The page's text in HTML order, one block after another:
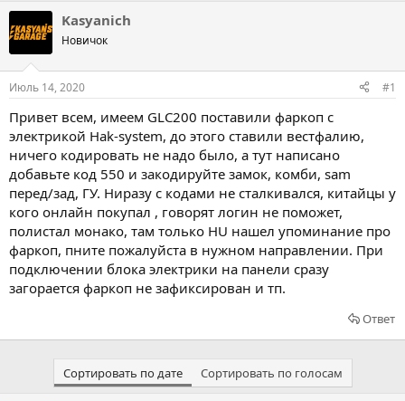
т
о
т
м
ы
т
н
а
л
Kasyanich
Новичок
Июль 14, 2020 #1
Привет всем, имеем GLC200 поставили фаркоп с
электрикой Hak-system, до этого ставили вестфалию,
ничего кодировать не надо было, а тут написано
добавьте код 550 и закодируйте замок, комби, sam
перед/зад, ГУ. Ниразу с кодами не сталкивался, китайцы у
кого онлайн покупал , говорят логин не поможет,
полистал монако, там только HU нашел упоминание про
фаркоп, пните пожалуйста в нужном направлении. При
подключении блока электрики на панели сразу
загорается фаркоп не зафиксирован и тп.
Ответ
Сортировать по дате Сортировать по голосам